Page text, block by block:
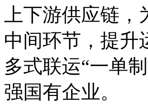
上下游供应链
中间环节，提升
多式联运“一单
强国有企业。